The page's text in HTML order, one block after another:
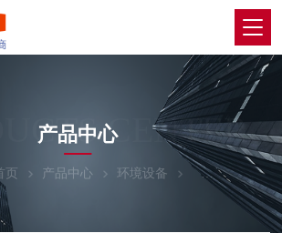
CENTER
产品中心
页 产品中心 环境设备 SAKAGUCHI